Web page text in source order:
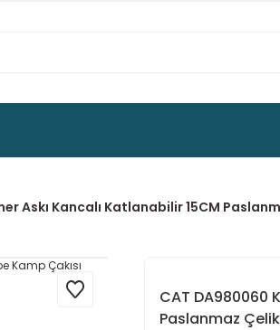
Askı Kancalı Katlanabilir 15CM
CAT DA980060
Paslanmaz